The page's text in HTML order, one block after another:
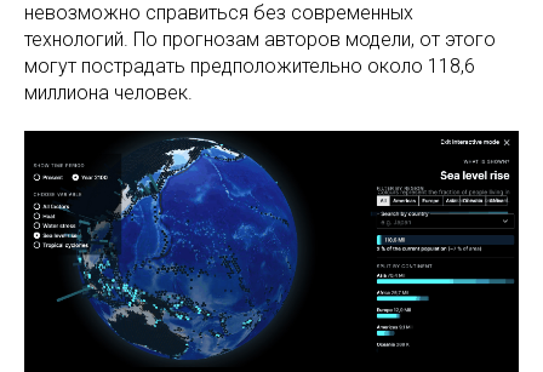
невозможно справиться без современных
технологий. По прогнозам авторов модели, от этого
могут пострадать предположительно около 118,6
миллиона человек.